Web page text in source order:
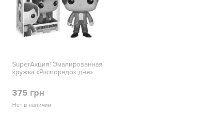
SuperАкция! Эмалированная
кружка «Распорядок дня»
375 грн
Нет в наличии